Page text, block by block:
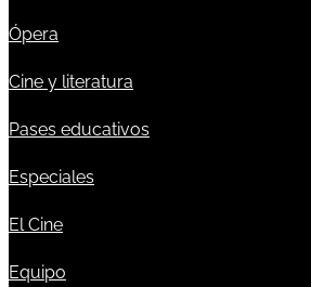
Ópera
Cine y literatura
Pases educativos
Especiales
El Cine
Equipo